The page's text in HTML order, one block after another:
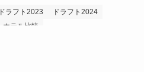
ドラフト2023
ドラフト2024
ホテル比較